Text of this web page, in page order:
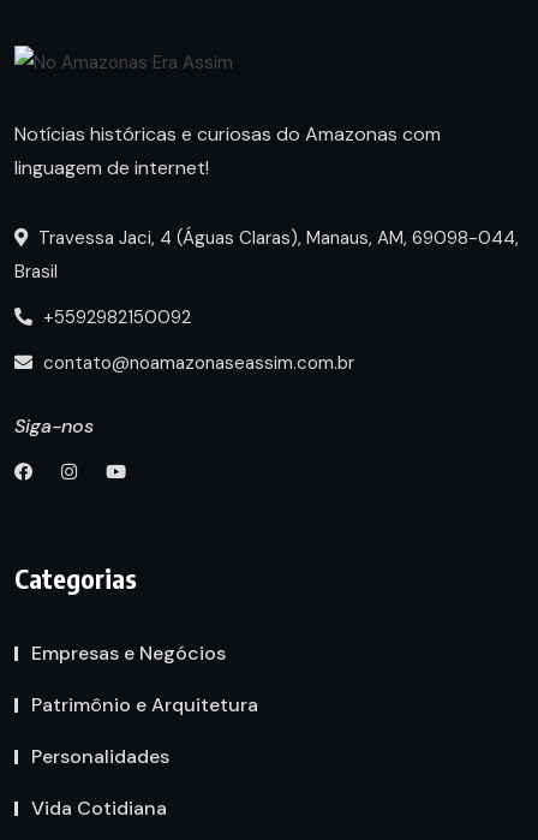
Notícias históricas e curiosas do Amazonas com
linguagem de internet!
Travessa Jaci, 4 (Águas Claras), Manaus, AM, 69098-044,
Brasil
+5592982150092
contato@noamazonaseassim.com.br
Siga-nos
Categorias
Empresas e Negócios
Patrimônio e Arquitetura
Personalidades
Vida Cotidiana